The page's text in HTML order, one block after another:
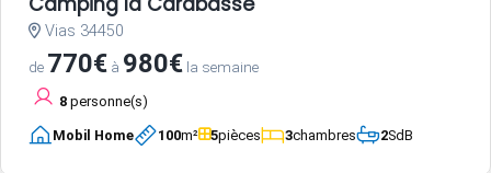
Vias 34450
de 770€ à 980€ la semaine
8 personne(s)
Mobil Home 100m² 5pièces 3chambres 2SdB